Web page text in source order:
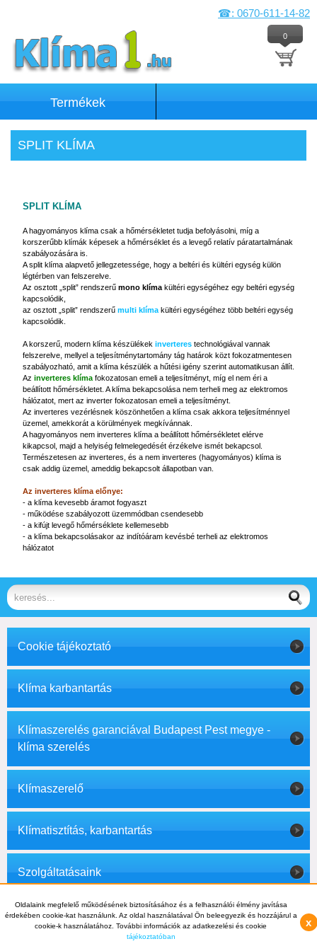
Oldalaink megfelelő működésének biztosításához és a felhasználói élmény javítása
érdekében cookie-kat használunk. Az oldal használatával Ön beleegyezik és hozzájárul a
cookie-k használatához. További információk az adatkezelési és cookie
tájékoztatóban
x
☎: 0670-611-14-82
0
Termékek
SPLIT KLÍMA
SPLIT KLÍMA
A hagyományos klíma csak a hőmérsékletet tudja befolyásolni, míg a
korszerűbb klímák képesek a hőmérséklet és a levegő relatív páratartalmának
szabályozására is.
A split klíma alapvető jellegzetessége, hogy a beltéri és kültéri egység külön
légtérben van felszerelve.
Az osztott „split” rendszerű mono klíma kültéri egységéhez egy beltéri egység
kapcsolódik,
az osztott „split” rendszerű multi klíma kültéri egységéhez több beltéri egység
kapcsolódik.
A korszerű, modern klíma készülékek inverteres technológiával vannak
felszerelve, mellyel a teljesítménytartomány tág határok közt fokozatmentesen
szabályozható, amit a klíma készülék a hűtési igény szerint automatikusan állít.
Az inverteres klíma fokozatosan emeli a teljesítményt, míg el nem éri a
beállított hőmérsékletet. A klíma bekapcsolása nem terheli meg az elektromos
hálózatot, mert az inverter fokozatosan emeli a teljesítményt.
Az inverteres vezérlésnek köszönhetően a klíma csak akkora teljesítménnyel
üzemel, amekkorát a körülmények megkívánnak.
A hagyományos nem inverteres klíma a beállított hőmérsékletet elérve
kikapcsol, majd a helyiség felmelegedését érzékelve ismét bekapcsol.
Természetesen az inverteres, és a nem inverteres (hagyományos) klíma is
csak addig üzemel, ameddig bekapcsolt állapotban van.
Az inverteres klíma előnye:
- a klíma kevesebb áramot fogyaszt
- működése szabályozott üzemmódban csendesebb
- a kifújt levegő hőmérséklete kellemesebb
- a klíma bekapcsolásakor az indítóáram kevésbé terheli az elektromos
hálózatot
Cookie tájékoztató
Klíma karbantartás
Klímaszerelés garanciával Budapest Pest megye -
klíma szerelés
Klímaszerelő
Klímatisztítás, karbantartás
Szolgáltatásaink
© 2012 - 2026 Klíma1 - +36-70-703-8112, +36-1-397-0007 -info@klima1.hu
Váltás teljes nézetre